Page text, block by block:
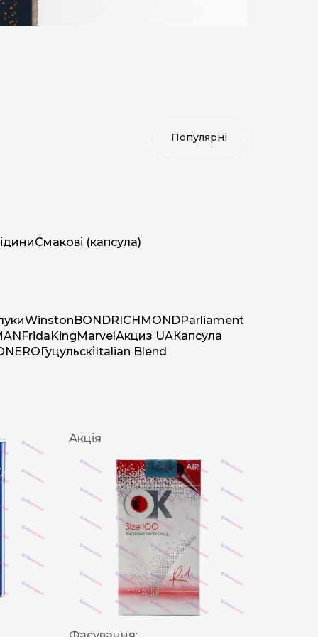
Смакові (капсула)
WinstonBONDRICHMONDParliament
FridaKingMarvelАкциз UAКапсула
NEROГуцульскіItalian Blend
Акція